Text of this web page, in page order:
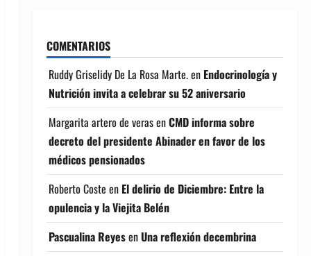
COMENTARIOS
Ruddy Griselidy De La Rosa Marte.en Endocrinología y
Nutrición invita a celebrar su 52 aniversario
Margarita artero de verasenCMD informa sobre
decreto del presidente Abinader en favor de los
médicos pensionados
Roberto Coste en El delirio de Diciembre: Entre la
opulencia y la Viejita Belén
Pascualina ReyesenUna reflexión decembrina